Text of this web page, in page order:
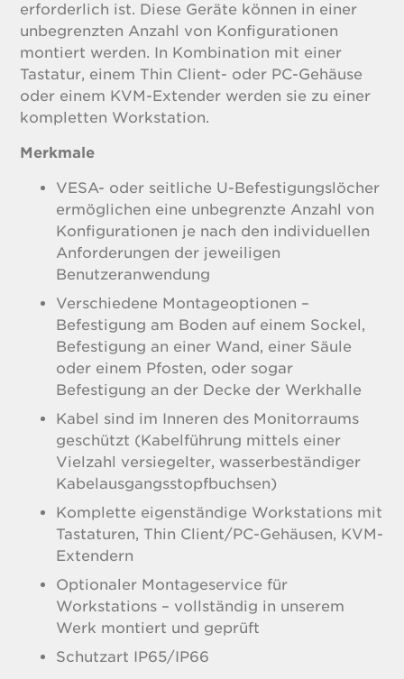
erforderlich ist. Diese Geräte können in einer
unbegrenzten Anzahl von Konfigurationen
montiert werden. In Kombination mit einer
Tastatur, einem Thin Client- oder PC-Gehäuse
oder einem KVM-Extender werden sie zu einer
kompletten Workstation.
Merkmale
VESA- oder seitliche U-Befestigungslöcher
ermöglichen eine unbegrenzte Anzahl von
Konfigurationen je nach den individuellen
Anforderungen der jeweiligen
Benutzeranwendung
Verschiedene Montageoptionen –
Befestigung am Boden auf einem Sockel,
Befestigung an einer Wand, einer Säule
oder einem Pfosten, oder sogar
Befestigung an der Decke der Werkhalle
Kabel sind im Inneren des Monitorraums
geschützt (Kabelführung mittels einer
Vielzahl versiegelter, wasserbeständiger
Kabelausgangsstopfbuchsen)
Komplette eigenständige Workstations mit
Tastaturen, Thin Client/PC-Gehäusen, KVM-
Extendern
Optionaler Montageservice für
Workstations – vollständig in unserem
Werk montiert und geprüft
Schutzart IP65/IP66